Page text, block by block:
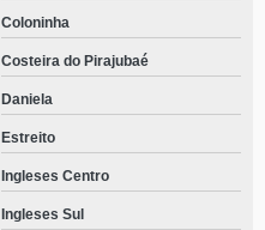
Coloninha
Costeira do Pirajubaé
Daniela
Estreito
Ingleses Centro
Ingleses Sul